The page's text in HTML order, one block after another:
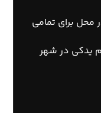
برای تمامی
یدکی در شهر